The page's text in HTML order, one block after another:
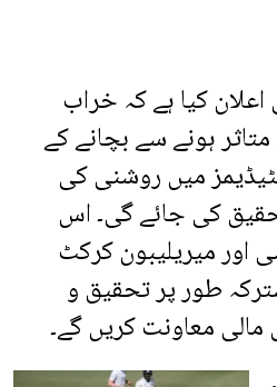
کیا ہے کہ خراب
ہونے سے بچانے کے
میں روشنی کی
کی جائے گی۔ اس
میریلیبون کرکٹ
طور پر تحقیق و
معاونت کریں گے۔